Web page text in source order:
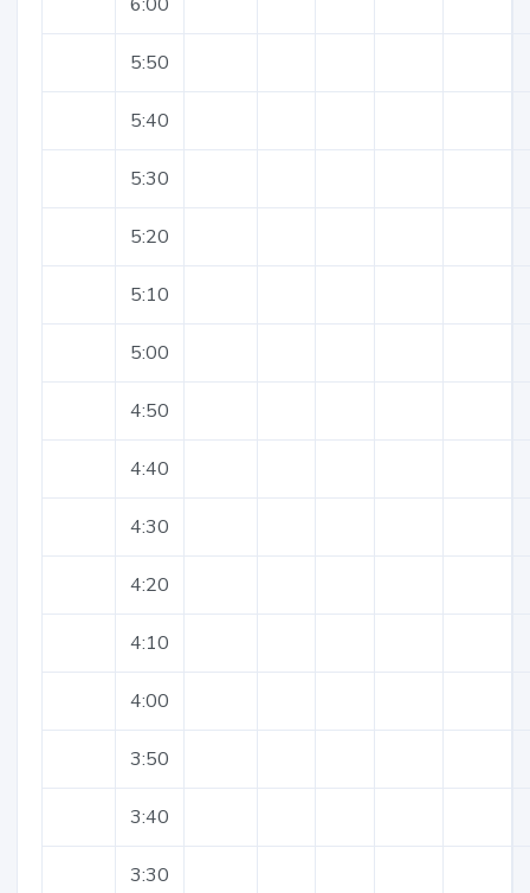
5:50
5:40
5:30
5:20
5:10
5:00
4:50
4:40
4:30
4:20
4:10
4:00
3:50
3:40
3:30